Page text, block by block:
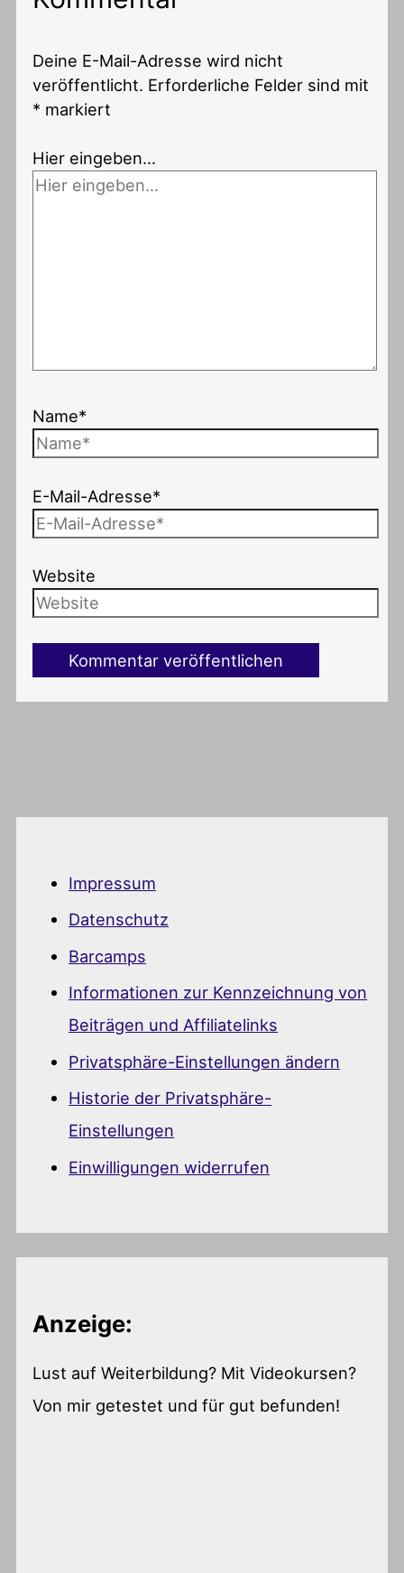
Deine E-Mail-Adresse wird nicht
veröffentlicht. Erforderliche Felder sind mit
* markiert
Hier eingeben…
Name*
E-Mail-Adresse*
Website
Impressum
Datenschutz
Barcamps
Informationen zur Kennzeichnung von
Beiträgen und Affiliatelinks
Privatsphäre-Einstellungen ändern
Historie der Privatsphäre-
Einstellungen
Einwilligungen widerrufen
Anzeige:
Lust auf Weiterbildung? Mit Videokursen?
Von mir getestet und für gut befunden!